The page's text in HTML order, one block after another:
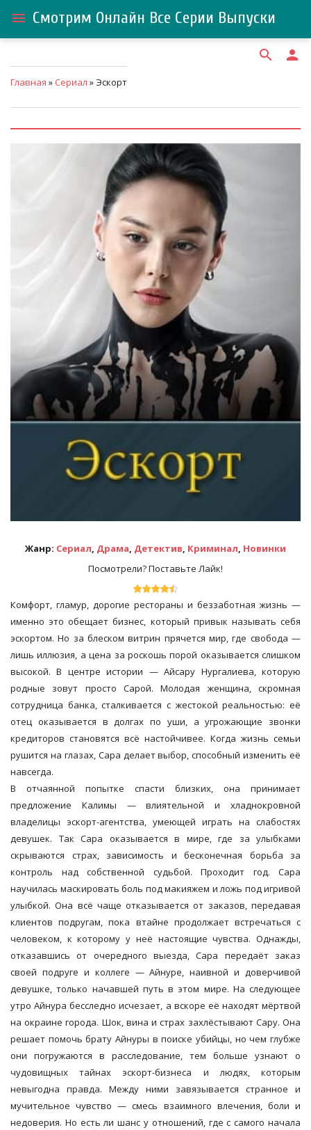
menu Смотрим Онлайн Все Серии Выпуски
search person
Главная » Сериал » Эскорт
Жанр: Сериал, Драма, Детектив, Криминал, Новинки
Посмотрели? Поставьте Лайк!
Комфорт, гламур, дорогие рестораны и беззаботная жизнь —
именно это обещает бизнес, который привык называть себя
эскортом. Но за блеском витрин прячется мир, где свобода —
лишь иллюзия, а цена за роскошь порой оказывается слишком
высокой. В центре истории — Айсару Нургалиева, которую
родные зовут просто Сарой. Молодая женщина, скромная
сотрудница банка, сталкивается с жестокой реальностью: её
отец оказывается в долгах по уши, а угрожающие звонки
кредиторов становятся всё настойчивее. Когда жизнь семьи
рушится на глазах, Сара делает выбор, способный изменить её
навсегда.
В отчаянной попытке спасти близких, она принимает
предложение Калимы — влиятельной и хладнокровной
владелицы эскорт-агентства, умеющей играть на слабостях
девушек. Так Сара оказывается в мире, где за улыбками
скрываются страх, зависимость и бесконечная борьба за
контроль над собственной судьбой. Проходит год. Сара
научилась маскировать боль под макияжем и ложь под игривой
улыбкой. Она всё чаще отказывается от заказов, передавая
клиентов подругам, пока втайне продолжает встречаться с
человеком, к которому у неё настоящие чувства. Однажды,
отказавшись от очередного выезда, Сара передаёт заказ
своей подруге и коллеге — Айнуре, наивной и доверчивой
девушке, только начавшей путь в этом мире. На следующее
утро Айнура бесследно исчезает, а вскоре её находят мёртвой
на окраине города. Шок, вина и страх захлёстывают Сару. Она
решает помочь брату Айнуры в поиске убийцы, но чем глубже
они погружаются в расследование, тем больше узнают о
чудовищных тайнах эскорт-бизнеса и людях, которым
невыгодна правда. Между ними завязывается странное и
мучительное чувство — смесь взаимного влечения, боли и
недоверия. Но есть ли шанс у отношений, где с самого начала